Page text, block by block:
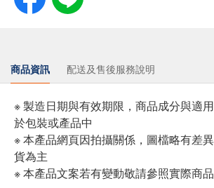
商品資訊 配送及售後服務說明
※ 製造日期與有效期限，商品成分與適
於包裝或產品中
※ 本產品網頁因拍攝關係，圖檔略有差
貨為主
※ 本產品文案若有變動敬請參照實際商